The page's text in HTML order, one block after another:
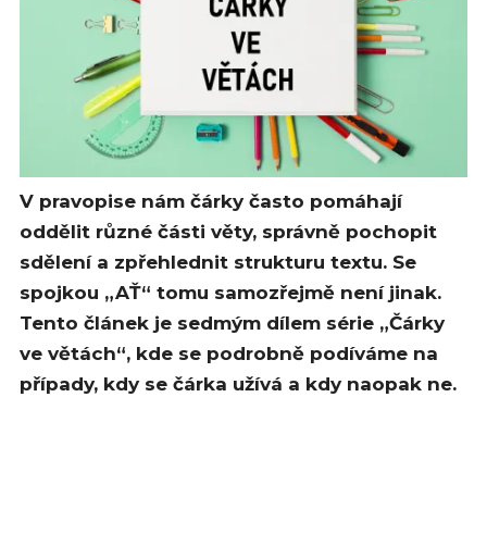
V pravopise nám čárky často pomáhají
oddělit různé části věty, správně pochopit
sdělení a zpřehlednit strukturu textu. Se
spojkou „AŤ“ tomu samozřejmě není jinak.
Tento článek je sedmým dílem série „Čárky
ve větách“, kde se podrobně podíváme na
případy, kdy se čárka užívá a kdy naopak ne.